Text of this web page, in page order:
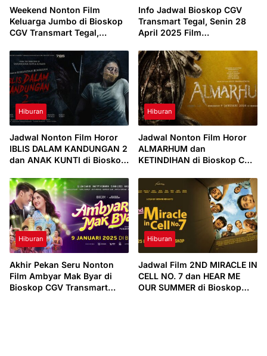
Weekend Nonton Film
Keluarga Jumbo di Bioskop
CGV Transmart Tegal,
Info Jadwal Bioskop CGV
Transmart Tegal, Senin 28
April 2025 Film
Hiburan
Jadwal Nonton Film Horor
IBLIS DALAM KANDUNGAN 2
dan ANAK KUNTI di Bioskop
Maret 2025
Hiburan
Jadwal Nonton Film Horor
ALMARHUM dan
KETINDIHAN di Bioskop CGV
Januari 2025
Hiburan
Akhir Pekan Seru Nonton
Film Ambyar Mak Byar di
Bioskop CGV Transmart
Hiburan
Jadwal Film 2ND MIRACLE IN
CELL NO. 7 dan HEAR ME
OUR SUMMER di Bioskop